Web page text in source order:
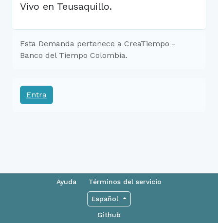
Vivo en Teusaquillo.
Esta Demanda pertenece a CreaTiempo -
Banco del Tiempo Colombia.
Entra
Ayuda Términos del servicio
Español
Github